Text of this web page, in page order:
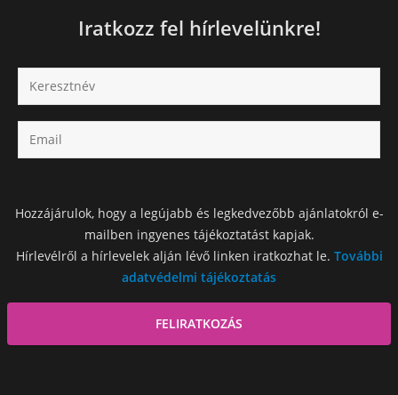
Iratkozz fel hírlevelünkre!
Hozzájárulok, hogy a legújabb és legkedvezőbb ajánlatokról e-
mailben ingyenes tájékoztatást kapjak.
Hírlevélről a hírlevelek alján lévő linken iratkozhat le. További
adatvédelmi tájékoztatás